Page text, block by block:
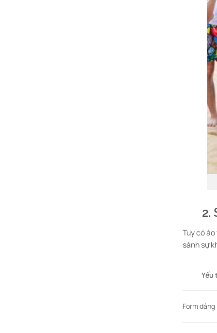
2.
Tuy có
sánh sự
Yếu
Form dáng